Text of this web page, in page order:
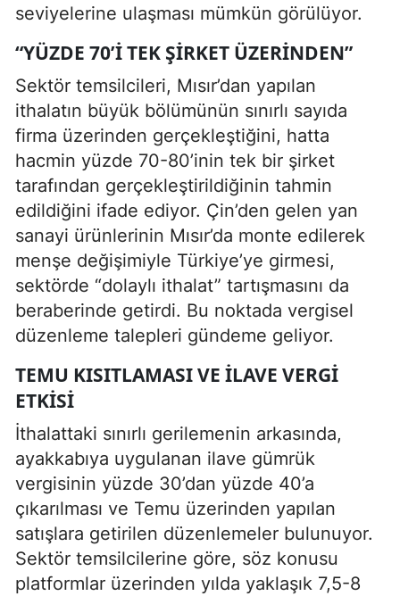
seviyelerine ulaşması mümkün görülüyor.
“YÜZDE 70’I TEK ŞIRKET ÜZERINDEN”
Sektör temsilcileri, Mısır’dan yapılan
ithalatın büyük bölümünün sınırlı sayıda
firma üzerinden gerçekleştiğini, hatta
hacmin yüzde 70-80’inin tek bir şirket
tarafından gerçekleştirildiğinin tahmin
edildiğini ifade ediyor. Çin’den gelen yan
sanayi ürünlerinin Mısır’da monte edilerek
menşe değişimiyle Türkiye’ye girmesi,
sektörde “dolaylı ithalat” tartışmasını da
beraberinde getirdi. Bu noktada vergisel
düzenleme talepleri gündeme geliyor.
TEMU KISITLAMASI VE İLAVE VERGI
ETKISI
İthalattaki sınırlı gerilemenin arkasında,
ayakkabıya uygulanan ilave gümrük
vergisinin yüzde 30’dan yüzde 40’a
çıkarılması ve Temu üzerinden yapılan
satışlara getirilen düzenlemeler bulunuyor.
Sektör temsilcilerine göre, söz konusu
platformlar üzerinden yılda yaklaşık 7,5-8